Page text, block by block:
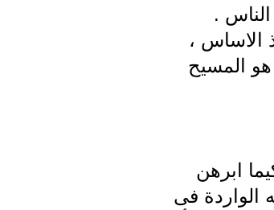
.
الاساس ،
هو المسيح
ابرهن
الواردة فى